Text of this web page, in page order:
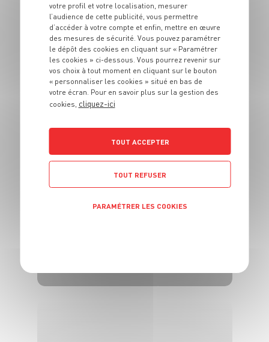
ENTRÉE
Muffins aux lentilles
et aux carottes
primeur
4 pers. 20 min 25 min
votre profil et votre localisation, mesurer
l’audience de cette publicité, vous permettre
d’accéder à votre compte et enfin, mettre en œuvre
des mesures de sécurité. Vous pouvez paramétrer
le dépôt des cookies en cliquant sur « Paramétrer
les cookies » ci-dessous. Vous pourrez revenir sur
vos choix à tout moment en cliquant sur le bouton
« personnaliser les cookies » situé en bas de
votre écran. Pour en savoir plus sur la gestion des
cookies, cliquez-ici
TOUT ACCEPTER
TOUT REFUSER
PARAMÉTRER LES COOKIES